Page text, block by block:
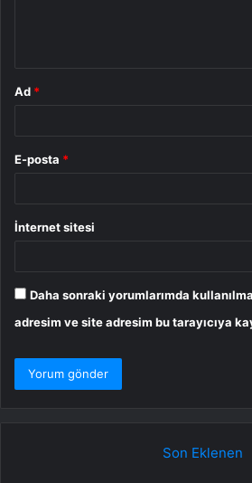
Ad *
E-posta *
İnternet sitesi
Daha sonraki yorumlarımda
adresim ve site adresim bu tarayıcıya
Son Eklenen